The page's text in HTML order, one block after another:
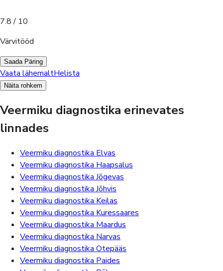
7.8 / 10
Värvitööd
Saada Päring
Vaata lähemaltHelista
Näita rohkem
Veermiku diagnostika erinevates
linnades
Veermiku diagnostika Elvas
Veermiku diagnostika Haapsalus
Veermiku diagnostika Jõgevas
Veermiku diagnostika Jõhvis
Veermiku diagnostika Keilas
Veermiku diagnostika Kuressaares
Veermiku diagnostika Maardus
Veermiku diagnostika Narvas
Veermiku diagnostika Otepääs
Veermiku diagnostika Paides